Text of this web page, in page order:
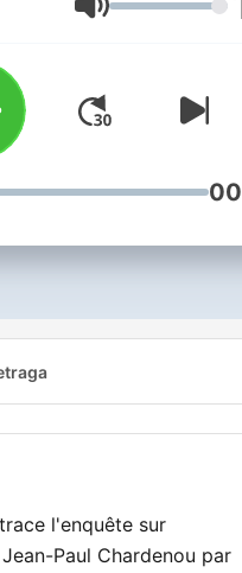
de pointe de la
Jačina zvuka
l'enquête sur
Paul Chardenou par